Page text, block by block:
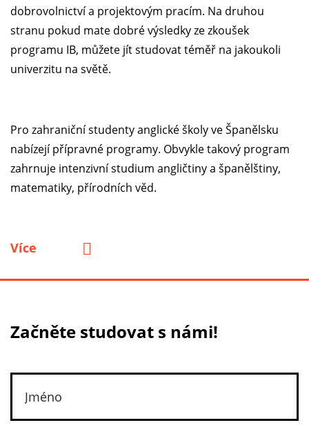
dobrovolnictví a projektovým pracím. Na druhou
stranu pokud mate dobré výsledky ze zkoušek
programu IB, můžete jít studovat téměř na jakoukoli
univerzitu na světě.
Pro zahraniční studenty anglické školy ve Španělsku
nabízejí přípravné programy. Obvykle takový program
zahrnuje intenzivní studium angličtiny a španělštiny,
matematiky, přírodních věd.
Více
Začněte studovat s námi!